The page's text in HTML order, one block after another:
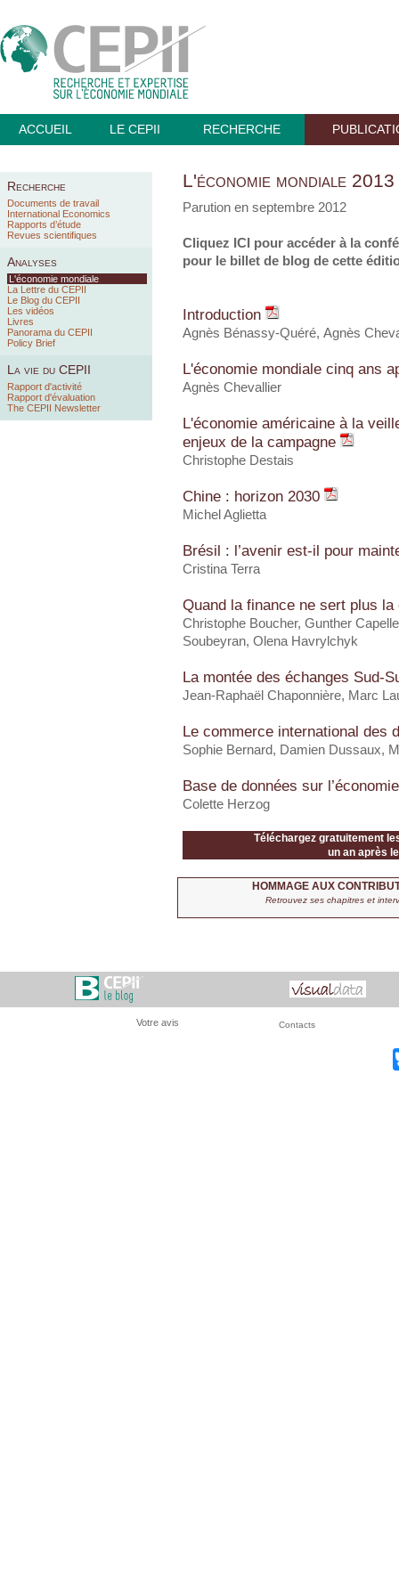
ACCUEIL LE CEPII RECHERCHE
Recherche
Documents de travail
International Economics
Rapports d’étude
Revues scientifiques
Analyses
L'économie mondiale
La Lettre du CEPII
Le Blog du CEPII
Les vidéos
Livres
Panorama du CEPII
Policy Brief
La vie du CEPII
Rapport d'activité
Rapport d'évaluation
The CEPII Newsletter
L'économie mondiale 2013
Parution en septembre 2012
Cliquez ICI
pour accéder à la
pour le billet de blog de cette
Introduction
Agnès Bénassy-Quéré, Agnès
L'économie mondiale cinq ans
Agnès Chevallier
L'économie américaine à la
enjeux de la campagne
Christophe Destais
Chine : horizon 2030
Michel Aglietta
Brésil : l’avenir est-il pour
Cristina Terra
Quand la finance ne sert plus
Christophe Boucher, Gunther
Soubeyran, Olena Havrylchyk
La montée des échanges Sud-
Jean-Raphaël Chaponnière, Marc
Le commerce international des
Sophie Bernard, Damien Dussaux,
Base de données sur
Colette Herzog
Téléchargez gratuitement
un an après
HOMMAGE AUX
Retrouvez ses chapitres et
Votre avis Contacts